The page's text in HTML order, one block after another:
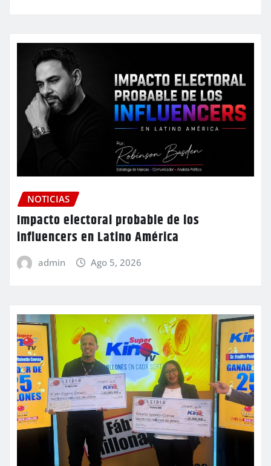
NOTICIAS
Impacto electoral probable de los
influencers en Latino América
admin Ago 5, 2026